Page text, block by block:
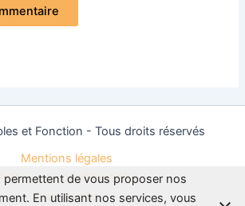
et Fonction - Tous droits réservés
Mentions légales
de confidentialité
Plan du site
permettent de vous proposer nos
En utilisant nos services, vous